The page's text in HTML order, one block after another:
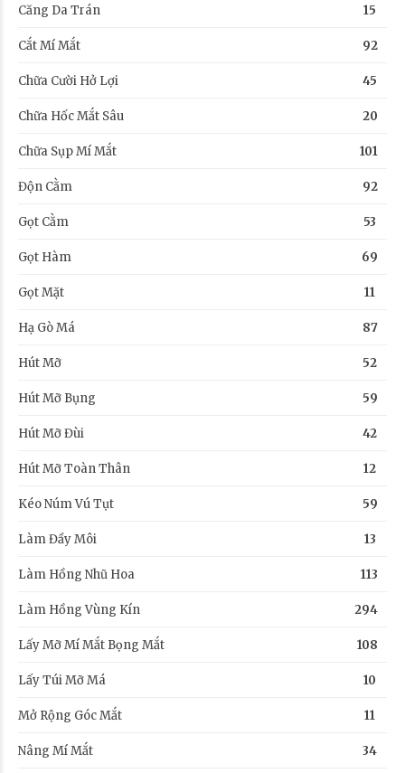
Căng Da Trán 15
Cắt Mí Mắt 92
Chữa Cười Hở Lợi 45
Chữa Hốc Mắt Sâu 20
Chữa Sụp Mí Mắt 101
Độn Cằm 92
Gọt Cằm 53
Gọt Hàm 69
Gọt Mặt 11
Hạ Gò Má 87
Hút Mỡ 52
Hút Mỡ Bụng 59
Hút Mỡ Đùi 42
Hút Mỡ Toàn Thân 12
Kéo Núm Vú Tụt 59
Làm Đầy Môi 13
Làm Hồng Nhũ Hoa 113
Làm Hồng Vùng Kín 294
Lấy Mỡ Mí Mắt Bọng Mắt 108
Lấy Túi Mỡ Má 10
Mở Rộng Góc Mắt 11
Nâng Mí Mắt 34